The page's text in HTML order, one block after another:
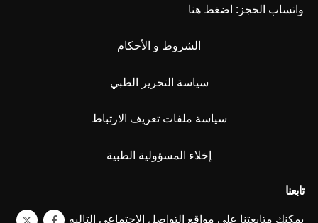
واتساب الحجز: اضغط هنا
الشروط و الأحكام
سياسة التحرير الطبي
سياسة ملفات تعريف الارتباط
إخلاء المسؤولية الطبية
تابعنا
يمكنك متابعتنا على مواقع التواصل الاجتماعي التاليه